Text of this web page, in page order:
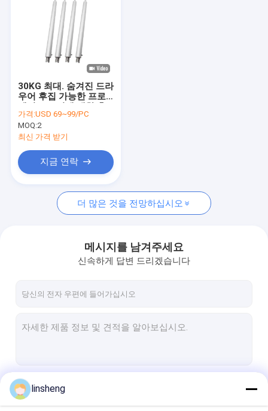
차량 보안 경보 시스템
30KG 최대. 숨겨진 드라
우어 후집 가능한 프로
진력 30mm 작은 튜브
액추에터
가격:USD 69~99/PC
MOQ:2
최신 가격 받기
지금 연락
더 많은 것을 전망하십시오
메시지를 남겨주세요
신속하게 답변 드리겠습니다
linsheng